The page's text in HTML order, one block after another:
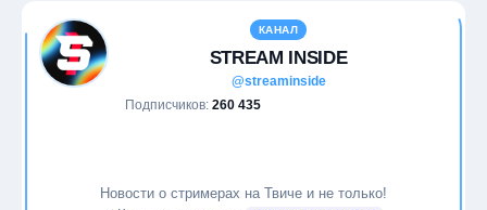
КАНАЛ
STREAM INSIDE
@streaminside
Подписчиков: 260 435
Новости о стримерах на Твиче и не только!